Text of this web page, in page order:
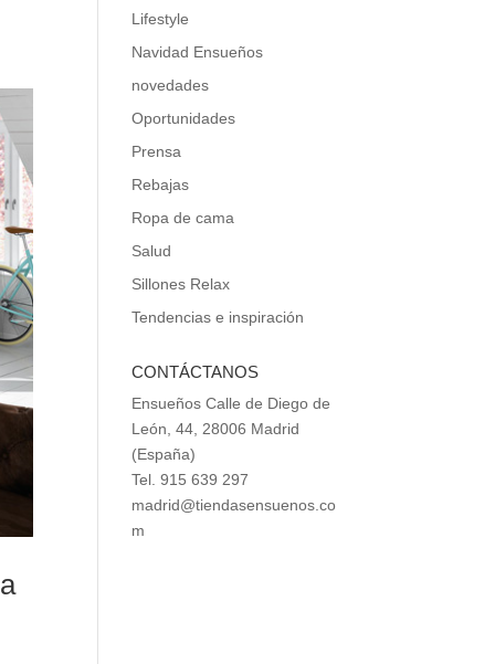
Lifestyle
Navidad Ensueños
novedades
Oportunidades
Prensa
Rebajas
Ropa de cama
Salud
Sillones Relax
Tendencias e inspiración
CONTÁCTANOS
Ensueños Calle de Diego de
León, 44, 28006 Madrid
(España)
Tel. 915 639 297
madrid@tiendasensuenos.co
m